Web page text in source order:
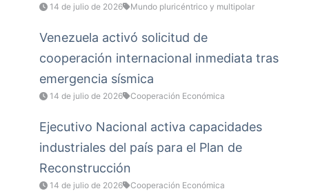
14 de julio de 2026 Mundo pluricéntrico y multipolar
Venezuela activó solicitud de
cooperación internacional inmediata tras
emergencia sísmica
14 de julio de 2026 Cooperación Económica
Ejecutivo Nacional activa capacidades
industriales del país para el Plan de
Reconstrucción
14 de julio de 2026 Cooperación Económica